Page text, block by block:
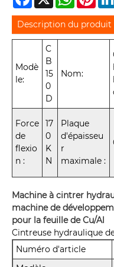
Description du produit
Modè
le:
C
B
15
0
D
Nom:
Force
de
flexio
n :
17
0
K
N
Plaque
d'épaisseu
r
maximale :
Machine à cintrer
machine de
pour la feuille de Cu/Al
Cintreuse hydraulique
Numéro d'article